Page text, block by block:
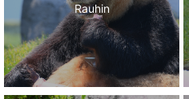
Rauhin